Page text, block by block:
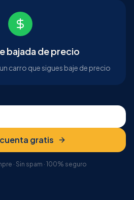
bajada de precio
carro que sigues baje de precio
gratis
· Sin spam · 100% seguro